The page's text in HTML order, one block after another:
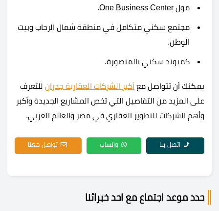
مول One Business Center.
مجتمع سكني متكامل في منطقة شمال الرحاب وبيت
الوطن.
كمبوند سكني بالمنصورة.
يمكنك أن تتواصل مع أكبر الشركات العقارية جدران للتعرف
على المزيد من التفاصيل التي تخص المشاريع الجديدة وأكبر
وأهم الشركات للتطوير العقاري في مصر والعالم العربي.
اتصل بنا واتساب تواصل معنا
حدد موعد اجتماع مع احد خبرائنا